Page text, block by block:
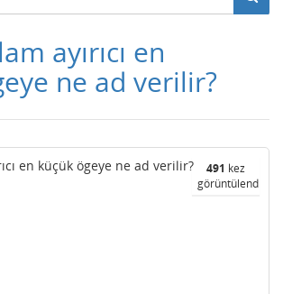
ayırıcı en
ne ad verilir?
491 kez
görüntülendi
en küçük ögeye ne ad verilir?